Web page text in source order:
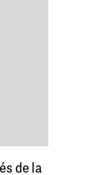
de la